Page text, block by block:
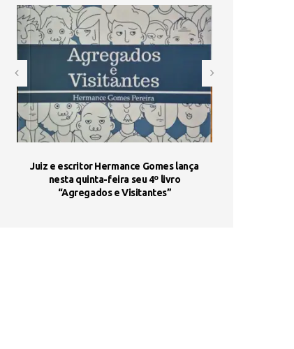
Juiz e escritor Hermance Gomes lança
nesta quinta-feira seu 4º livro
“Agregados e Visitantes”